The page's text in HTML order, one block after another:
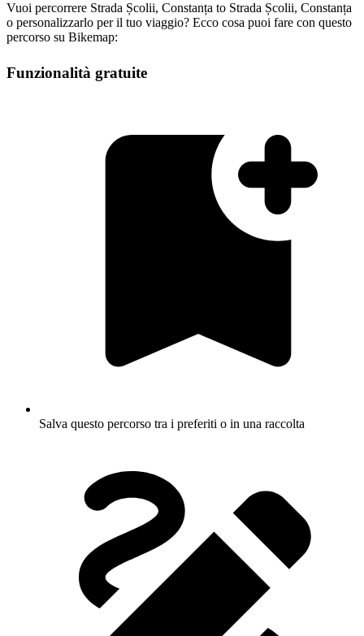
Vuoi percorrere Strada Școlii, Constanța to Strada Școlii, Constanța
o personalizzarlo per il tuo viaggio? Ecco cosa puoi fare con questo
percorso su Bikemap:
Funzionalità gratuite
Salva questo percorso tra i preferiti o in una raccolta